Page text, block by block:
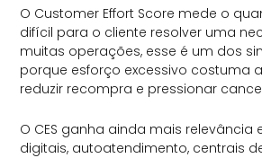
O Customer Effort Score mede o
difícil para o cliente resolver uma
muitas operações, esse é um dos
porque esforço excessivo costuma
reduzir recompra e pressionar
O CES ganha ainda mais relevância
digitais, autoatendimento, centrais